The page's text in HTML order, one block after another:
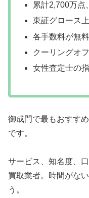
累計2,700万点
東証グロース上
各手数料が無料
クーリングオ
女性査定士の
御成門で最もおすす
です。
サービス、知名度、
買取業者。時間がな
う。